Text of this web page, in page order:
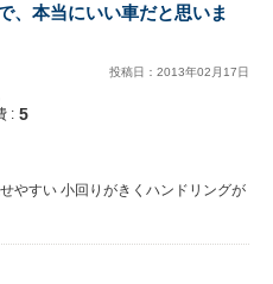
、本当にいい車だと思いま
投稿日： 2013年02 月 17日
: 5
やすい 小回りがきくハンドリングが